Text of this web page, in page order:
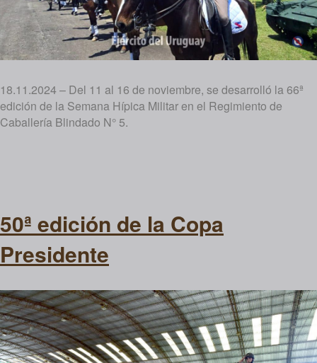
18.11.2024 – Del 11 al 16 de noviembre, se desarrolló la 66ª
edición de la Semana Hípica Militar en el Regimiento de
Caballería Blindado N° 5.
50ª edición de la Copa
Presidente